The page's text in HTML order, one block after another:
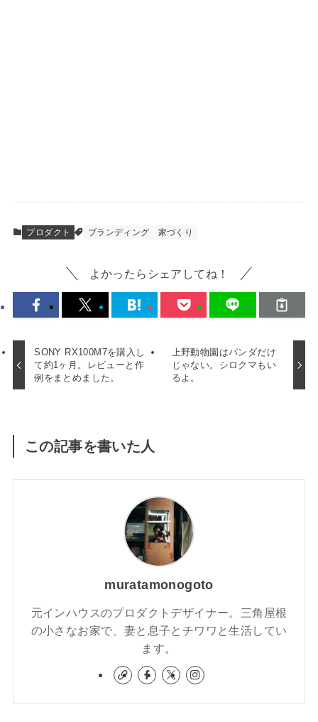
プロダクト ブランディング 家づくり
よかったらシェアしてね！
SONY RX100M7を購入し
て約1ヶ月。レビューと作
例をまとめました。
上野動物園はパンダだけ
じゃない。シロクマもい
るよ。
この記事を書いた人
muratamonogoto
元インハウスのプロダクトデザイナー。三角屋根
の小さなお家で、妻と息子とチワワと生活してい
ます。